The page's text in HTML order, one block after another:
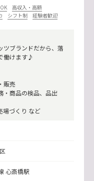
高収入・高額
シフト制 経験者歓迎
ツブランドだから、落
働けます♪
販売
商品の検品、品出
づくり など
心斎橋駅